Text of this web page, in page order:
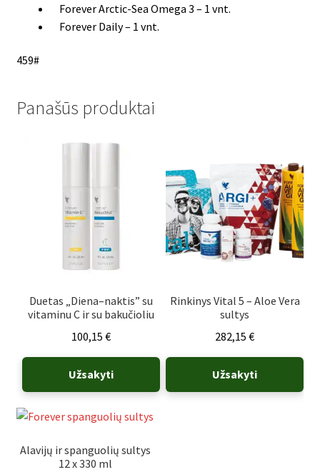
Forever Arctic-Sea Omega 3 – 1 vnt.
Forever Daily – 1 vnt.
459#
Panašūs produktai
Duetas „Diena–naktis” su
vitaminu C ir su bakučioliu
100,15 €
Užsakyti
Rinkinys Vital 5 – Aloe Vera
sultys
282,15€
Užsakyti
Alavijų ir spanguolių sultys
12 x 330 ml